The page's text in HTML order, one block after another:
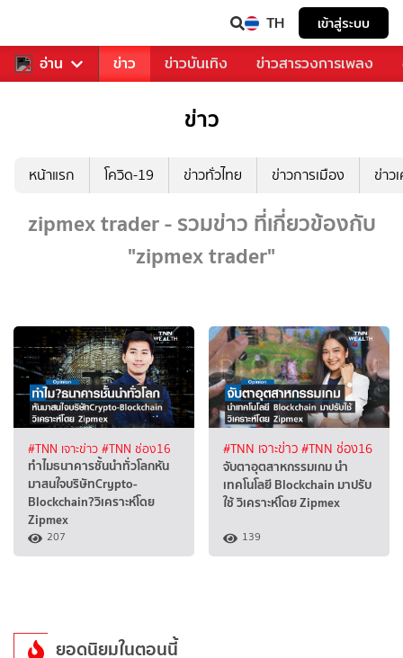
TH เข้าสู่ระบบ
อ่าน
คุณ กีฬา ข่าว ข่าวบันเทิง ข่าวสารวงการเพลง
ข่าว
หน้าแรก โควิด-19 ข่าวทั่วไทย ข่าวการเมือง ข่าว
zipmex trader - รวมข่าว ที่เกี่ยวข้องกับ
"zipmex trader"
#TNN เจาะข่าว #TNN ช่อง16
ทำไมธนาคารชั้นนำทั่วโลกหัน
มาสนใจบริษัทCrypto-
Blockchain?วิเคราะห์โดย
Zipmex
207
#TNN เจาะข่าว#TNN ช่อง16
จับตาอุตสาหกรรมเกม นำ
เทคโนโลยี Blockchain มาปรับ
ใช้ วิเคราะห์โดย Zipmex
139
ยอดนิยมในตอนนี้